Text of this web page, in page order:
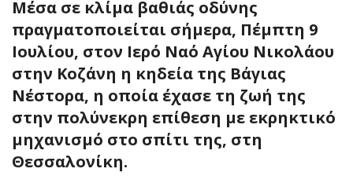
Μέσα σε κλίμα βαθιάς οδύνης
πραγματοποιείται σήμερα, Πέμπτη 9
Ιουλίου, στον Ιερό Ναό Αγίου Νικολάου
στην Κοζάνη η κηδεία της Βάγιας
Νέστορα, η οποία έχασε τη ζωή της
στην πολύνεκρη επίθεση με εκρηκτικό
μηχανισμό στο σπίτι της, στη
Θεσσαλονίκη.